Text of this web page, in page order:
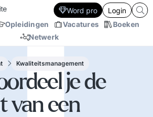
Opleidingen Vacatures
Boeken
Netwerk
Word pro Login
Kwaliteitsmanagement
je de
van een